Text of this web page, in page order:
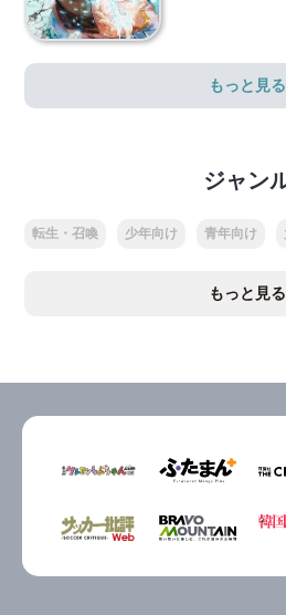
もっと見る
ジャン
転生・召喚 少年向け 青年向け
もっと見る